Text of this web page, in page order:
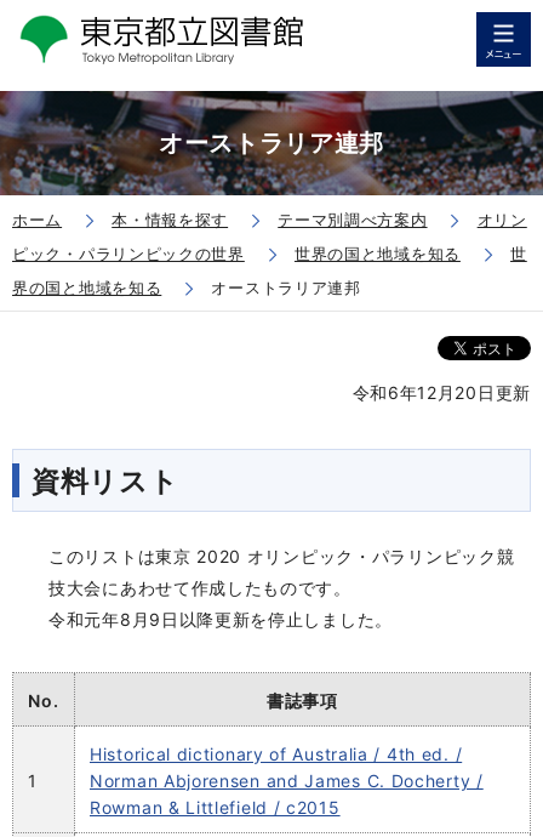
オーストラリア連邦
ホーム 本・情報を探す テーマ別調べ方案内
オリン
ピック・パラリンピックの世界
世界の国と地域を知る
世
界の国と地域を知る
オーストラリア連邦
令和6年12月20日更新
資料リスト
このリストは東京 2020 オリンピック・パラリンピック競
技大会にあわせて作成したものです。
令和元年8月9日以降更新を停止しました。
No. 書誌事項
1
Historical dictionary of Australia / 4th ed. /
Norman Abjorensen and James C. Docherty /
Rowman & Littlefield / c2015